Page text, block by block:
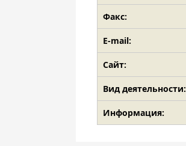
Факс:
E-mail:
Сайт:
Вид деятельности:
Информация: